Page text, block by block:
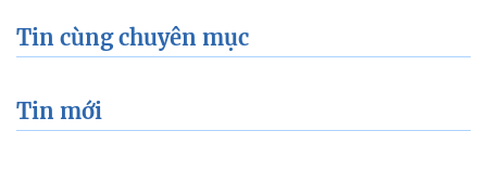
Tin cùng chuyên mục
Tin mới